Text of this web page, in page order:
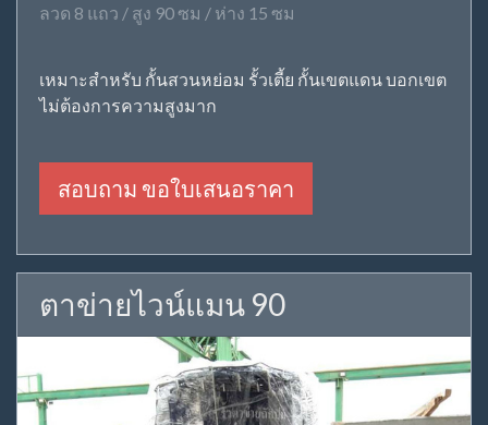
ลวด 8 แถว / สูง 90 ซม / ห่าง 15 ซม
เหมาะสำหรับ กั้นสวนหย่อม รั้วเตี้ย กั้นเขตแดน บอกเขต
ไม่ต้องการความสูงมาก
สอบถาม ขอใบเสนอราคา
ตาข่ายไวน์แมน 90